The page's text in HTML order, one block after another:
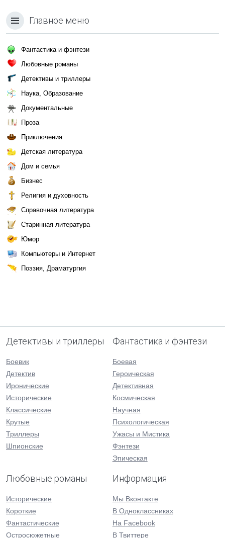
Главное меню
Фантастика и фэнтези
Любовные романы
Детективы и триллеры
Наука, Образование
Документальные
Проза
Приключения
Детская литература
Дом и семья
Бизнес
Религия и духовность
Справочная литература
Старинная литература
Юмор
Компьютеры и Интернет
Поэзия, Драматургия
Детективы и триллеры
Боевик
Детектив
Иронические
Исторические
Классические
Крутые
Триллеры
Шпионские
Фантастика и фэнтези
Боевая
Героическая
Детективная
Космическая
Научная
Психологическая
Ужасы и Мистика
Фэнтези
Эпическая
Любовные романы
Исторические
Короткие
Фантастические
Остросюжетные
Информация
Мы Вконтакте
В Одноклассниках
На Facebook
В Твиттере